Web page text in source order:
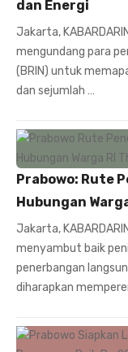
dan Energi
Jakarta,
mengundang para
(BRIN) untuk
dan sejumlah …
Prabowo: Rute
Hubungan
Jakarta,
menyambut baik
penerbangan
diharapkan